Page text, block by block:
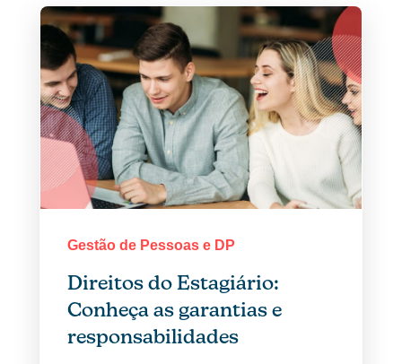
Gestão de Pessoas e DP
Direitos do Estagiário:
Conheça as garantias e
responsabilidades